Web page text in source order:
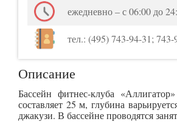
ежедневно – с 06:00 до
тел.: (495) 743-94-31;
Описание
Бассейн фитнес-клуба
составляет 25 м, глубина
джакузи. В бассейне проводятся